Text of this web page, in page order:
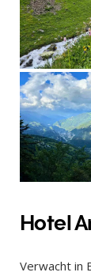
Hotel
Verwacht in